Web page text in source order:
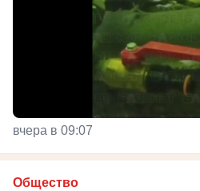
вчера в 09:07
Общество